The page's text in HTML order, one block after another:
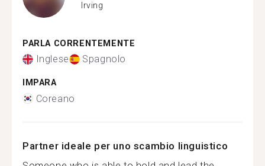
Irving
PARLA CORRENTEMENTE
Inglese Spagnolo
IMPARA
Coreano
Partner ideale per uno scambio linguistico